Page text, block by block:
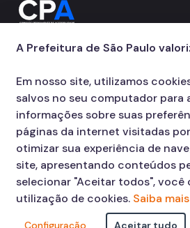
A Prefeitura de São Paulo
Em nosso site, utilizamos
salvos no seu computador para
informações sobre suas
páginas da internet visitadas
otimizar sua experiência de
site, apresentando conteúdos
selecionar "Aceitar todos", você
utilização de cookies. Saiba mais
Configuração Aceitar tudo